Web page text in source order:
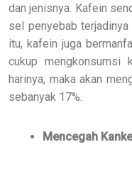
dan jenisnya. Kafein
sel penyebab
itu, kafein juga
cukup
harinya, maka akan
sebanyak 17%.
Mencegah